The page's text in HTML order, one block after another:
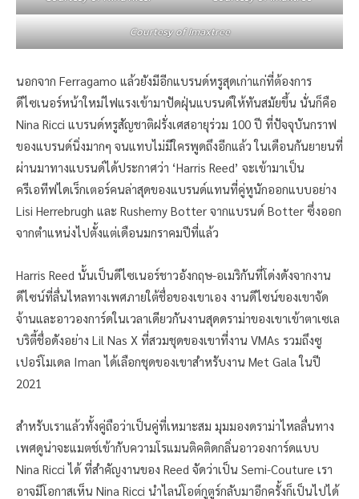
Courtesy of Imaxtree
นอกจาก Ferragamo แล้วยังมีอีกแบรนด์หรูสุดเก่าแก่ที่ต้องการ
ดีไซเนอร์หน้าใหม่ไฟแรงเข้ามาปัดฝุ่นแบรนด์ให้ทันสมัยขึ้น นั่นก็คือ
Nina Ricci แบรนด์หรูสัญชาติฝรั่งเศสอายุร่วม 100 ปี ที่ปัจจุบันกราฟ
ของแบรนด์นิ่งมากๆ จนแทบไม่มีใครพูดถึงอีกแล้ว ในเดือนกันยายนที่
ผ่านมาทางแบรนด์ได้ประกาศว่า ‘Harris Reed’ จะเข้ามาเป็น
ครีเอทีฟไดเร็กเตอร์คนล่าสุดของแบรนด์แทนที่คู่หูนักออกแบบอย่าง
Lisi Herrebrugh และ Rushemy Botter จากแบรนด์ Botter ซึ่งออก
จากตำแหน่งไปตั้งแต่เดือนมกราคมปีที่แล้ว
Harris Reed นั้นเป็นดีไซเนอร์ชาวอังกฤษ-อเมริกันที่โด่งดังจากงาน
ดีไซน์ที่ลื่นไหลทางเพศภายใต้ชื่อของเขาเอง งานดีไซน์ของเขาจัด
จ้านและอาวองการ์ดในเวลาเดียวกันงานสุดดราม่าของเขาเข้าตาเซเล
บริตี้ชื่อดังอย่าง Lil Nas X ที่สวมชุดของเขาที่งาน VMAs รวมถึงซู
เปอร์โมเดล Iman ได้เลือกชุดของเขาสำหรับงาน Met Gala ในปี
2021
สำหรับเราแล้วทั้งคู่ถือว่าเป็นคู่ที่เหมาะสม มุมมองดราม่าไหลลื่นทาง
เพศดูน่าจะแมตช์เข้ากับความโรแมนติคติดกลิ่นอาวองการ์ดแบบ
Nina Ricci ได้ ที่สำคัญงานของ Reed จัดว่าเป็น Semi-Couture เรา
อาจมีโอกาสเห็น Nina Ricci นำไลน์โอต์กูตูร์กลับมาอีกครั้งก็เป็นไปได้